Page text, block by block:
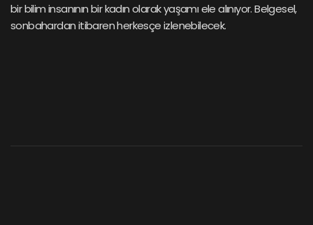
bir bilim insanının bir kadın olarak yaşamı ele alınıyor. Belgesel,
sonbahardan itibaren herkesçe izlenebilecek.